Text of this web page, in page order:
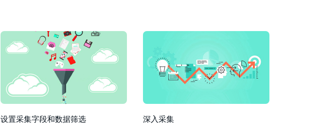
设置采集字段和数据筛选 深入采集